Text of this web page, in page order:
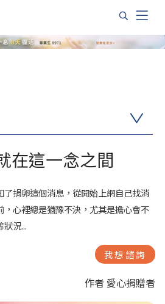
在這一念之間
捐卵這個消息，從開始上網自己找消
，心裡總是猶豫不決，尤其是擔心會不
況...
我想諮詢
作者 愛心捐贈者